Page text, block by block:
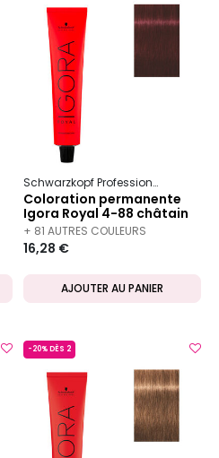
Royal Schwarzkopf Professional
Coloration permanente
Igora Royal 4-88 châtain
rouge extra
+ 81 AUTRES COULEURS
DISPONIBLES
16,28 €
AJOUTER AU PANIER
-20% DÈS 2